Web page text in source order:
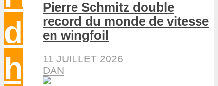
Pierre Schmitz double
record du monde de vitesse
en wingfoil
11 JUILLET 2026
DAN